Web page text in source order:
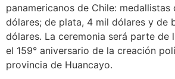
panamericanos de Chile: medallistas
dólares; de plata, 4 mil dólares y de
dólares. La ceremonia será parte de
el 159° aniversario de la creación
provincia de Huancayo.